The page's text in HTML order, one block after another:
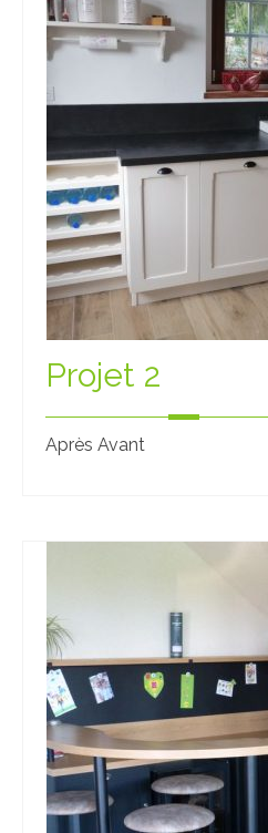
Projet 2
Après Avant